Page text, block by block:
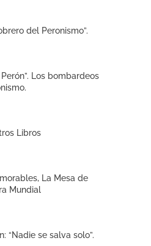
del Peronismo”.
Los bombardeos
Libros
La Mesa de
Mundial
“Nadie se salva solo”.